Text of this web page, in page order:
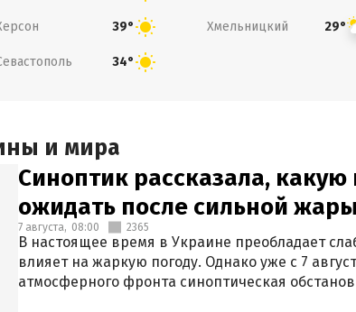
39° Хмельницкий 29°
34°
и мира
Синоптик рассказала, какую
ожидать после сильной жары
7 августа, 08:00 2365
В настоящее время в Украине преобладает
влияет на жаркую погоду. Однако уже с 7
атмосферного фронта синоптическая